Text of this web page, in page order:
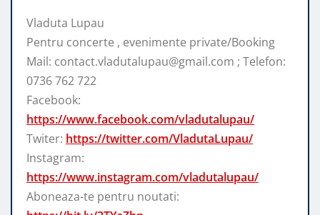
Vladuta Lupau
Pentru concerte , evenimente private/Booking
Mail: contact.vladutalupau@gmail.com ; Telefon:
0736 762 722
Facebook:
https://www.facebook.com/vladutalupau/
Twiter: https://twitter.com/VladutaLupau/
Instagram:
https://www.instagram.com/vladutalupau/
Aboneaza-te pentru noutati: